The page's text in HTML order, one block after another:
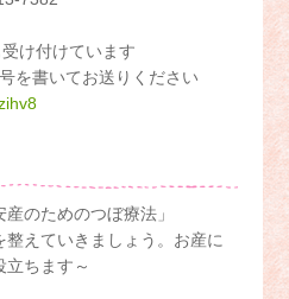
け付けています
を書いてお送りください
のためのつぼ療法」
整えていきましょう。お産に
立ちます～